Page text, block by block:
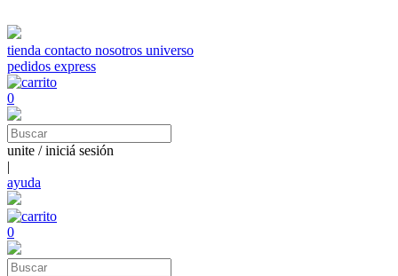
tienda contacto nosotros universo
pedidos express
0
unite / iniciá sesión
|
ayuda
0